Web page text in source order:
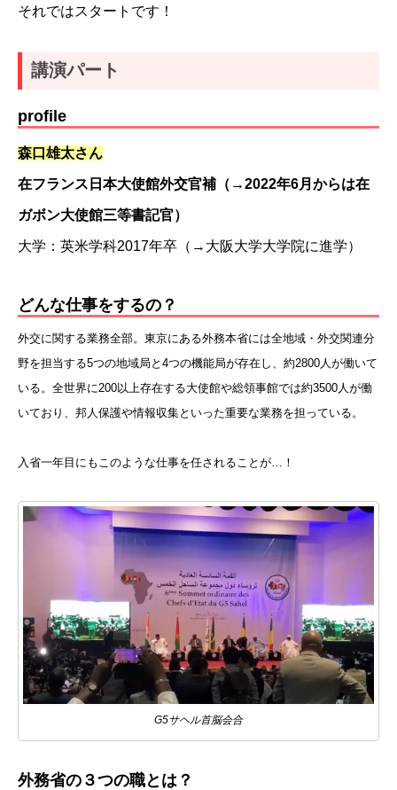
それではスタートです！
講演パート
profile
森口雄太さん
在フランス日本大使館外交官補（→2022年6月からは在
ガボン大使館三等書記官）
大学：英米学科2017年卒（→大阪大学大学院に進学）
どんな仕事をするの？
外交に関する業務全部。東京にある外務本省には全地域・ 外交関連分
野を担当する5つの地域局と4つの機能局が存在し、 約2800人が働いて
いる。 全世界に200以上存在する大使館や総領事館では約3500人が働
いており、 邦人保護や情報収集といった重要な業務を担っている。
入省一年目にもこのような仕事を任されることが…！
G5サヘル首脳会合
外務省の３つの職とは？